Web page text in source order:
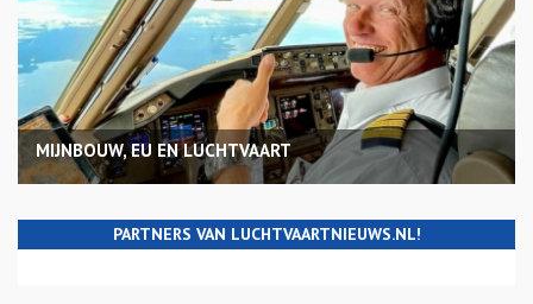
MIJNBOUW, EU EN LUCHTVAART
PARTNERS VAN LUCHTVAARTNIEUWS.NL!